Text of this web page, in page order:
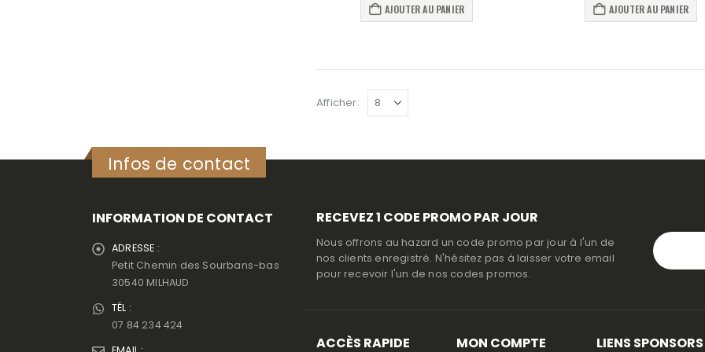
AJOUTER AU PANIER AJOUTER AU PANIER
Afficher:
Infos de contact
INFORMATION DE CONTACT
ADRESSE :
Petit Chemin des Sourbans-bas
30540 MILHAUD
TÉL :
07 84 234 424
RECEVEZ1 CODE PROMO PAR JOUR
Nous offrons au hazard un code promo par jour à l'un de
nos clients enregistré. N'hésitez pas à laisser votre email
pour recevoir l'un de nos codes promos.
ACCÈS RAPIDE MON COMPTE LIENS SPONSORS